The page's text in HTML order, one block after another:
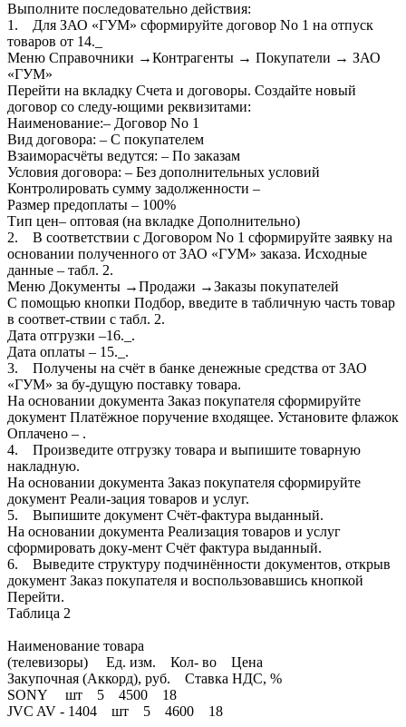
Выполните последовательно действия:
1. Для ЗАО «ГУМ» сформируйте договор No 1 на отпуск
товаров от 14._
Меню Справочники →Контрагенты → Покупатели → ЗАО
«ГУМ»
Перейти на вкладку Счета и договоры. Создайте новый
договор со следу-ющими реквизитами:
Наименование:– Договор No 1
Вид договора: – С покупателем
Взаиморасчёты ведутся: – По заказам
Условия договора: – Без дополнительных условий
Контролировать сумму задолженности –
Размер предоплаты – 100%
Тип цен– оптовая (на вкладке Дополнительно)
2. В соответствии с Договором No 1 сформируйте заявку на
основании полученного от ЗАО «ГУМ» заказа. Исходные
данные – табл. 2.
Меню Документы →Продажи →Заказы покупателей
С помощью кнопки Подбор, введите в табличную часть товар
в соответ-ствии с табл. 2.
Дата отгрузки –16._.
Дата оплаты – 15._.
3. Получены на счёт в банке денежные средства от ЗАО
«ГУМ» за бу-дущую поставку товара.
На основании документа Заказ покупателя сформируйте
документ Платёжное поручение входящее. Установите флажок
Оплачено – .
4. Произведите отгрузку товара и выпишите товарную
накладную.
На основании документа Заказ покупателя сформируйте
документ Реали-зация товаров и услуг.
5. Выпишите документ Счёт-фактура выданный.
На основании документа Реализация товаров и услуг
сформировать доку-мент Счёт фактура выданный.
6. Выведите структуру подчинённости документов, открыв
документ Заказ покупателя и воспользовавшись кнопкой
Перейти.
Таблица 2
Наименование товара
(телевизоры) Ед. изм. Кол- во Цена
Закупочная (Аккорд), руб. Ставка НДС, %
SONY шт 5 4500 18
JVC AV - 1404 шт 5 4600 18